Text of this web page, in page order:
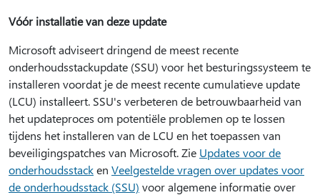
Vóór installatie van deze update
Microsoft adviseert dringend de meest recente
onderhoudsstackupdate (SSU) voor het besturingssysteem te
installeren voordat je de meest recente cumulatieve update
(LCU) installeert. SSU's verbeteren de betrouwbaarheid van
het updateproces om potentiële problemen op te lossen
tijdens het installeren van de LCU en het toepassen van
beveiligingspatches van Microsoft. Zie Updates voor de
onderhoudsstacken Veelgestelde vragen over updates voor
de onderhoudsstack (SSU) voor algemene informatie over